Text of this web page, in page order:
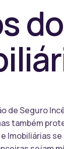
de Seguro
também
Imobiliárias